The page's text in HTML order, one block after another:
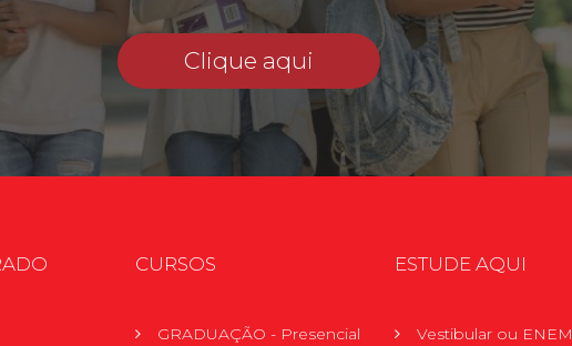
Clique aqui
CURSOS
GRADUAÇÃO - Presencial
ESTUDE AQUI
Vestibular ou ENEM